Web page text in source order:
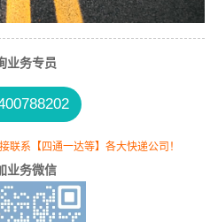
业务专员
联系【四通一达等】各大快递公司！
业务微信